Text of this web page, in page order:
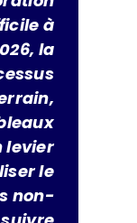
à
la
levier
le
non-